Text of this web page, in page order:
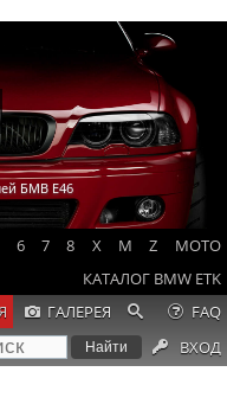
БМВ Е46
6 7 8 X M Z
MOTO
КАТАЛОГ BMW ETK
ГАЛЕРЕЯ
FAQ
ВХОД